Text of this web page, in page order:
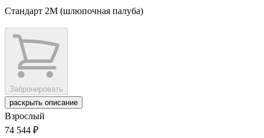
Стандарт 2M (шлюпочная палуба)
Забронировать
раскрыть описание
Взрослый
74 544 ₽